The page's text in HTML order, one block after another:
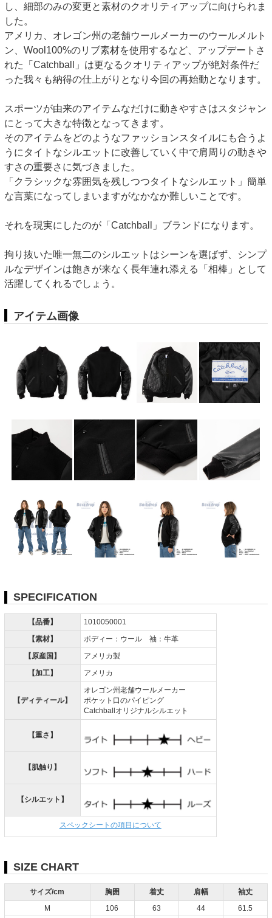
し、細部のみの変更と素材のクオリティアップに向けられま
した。
アメリカ、オレゴン州の老舗ウールメーカーのウールメルト
ン、Wool100%のリブ素材を使用するなど、アップデートさ
れた「Catchball」は更なるクオリティアップが絶対条件だ
った我々も納得の仕上がりとなり今回の再始動となります。
スポーツが由来のアイテムなだけに動きやすさはスタジャン
にとって大きな特徴となってきます。
そのアイテムをどのようなファッションスタイルにも合うよ
うにタイトなシルエットに改善していく中で肩周りの動きや
すさの重要さに気づきました。
「クラシックな雰囲気を残しつつタイトなシルエット」簡単
な言葉になってしまいますがなかなか難しいことです。
それを現実にしたのが「Catchball」ブランドになります。
拘り抜いた唯一無二のシルエットはシーンを選ばず、シンプ
ルなデザインは飽きが来なく長年連れ添える「相棒」として
活躍してくれるでしょう。
アイテム画像
SPECIFICATION
【品番】
1010050001
【素材】
ボディー：ウール 袖：牛革
【原産国】
アメリカ製
【加工】
アメリカ
【ディティール】
オレゴン州老舗ウールメーカー
ポケット口のパイピング
Catchballオリジナルシルエット
【重さ】
【肌触り】
【シルエット】
スペックシートの項目について
SIZE CHART
サイズ/cm 胸囲 着丈 肩幅
袖丈
M
106 63 44
61.5